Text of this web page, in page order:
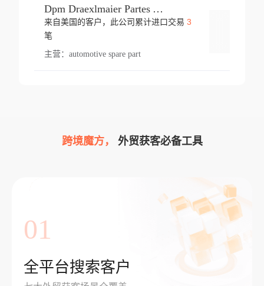
Dpm Draexlmaier Partes Automotrices Corr Ind Huejotzingo
来自美国的客户，此公司累计进口交易 3
笔
主营： automotive spare part
跨境魔方， 外贸获客必备工具
01
全平台搜索客户